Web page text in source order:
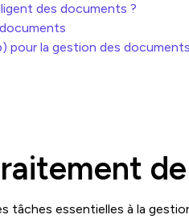
des documents ?
pour la gestion des
essentielles à la